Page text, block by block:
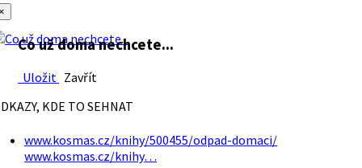
Co už doma nechcete...
Uložit Zavřít
KDE TO SEHNAT
www.kosmas.cz/knihy/500455/odpad-domaci/
www.kosmas.cz/knihy…